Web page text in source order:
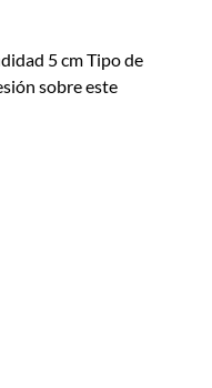
5 cm Tipo de
sobre este